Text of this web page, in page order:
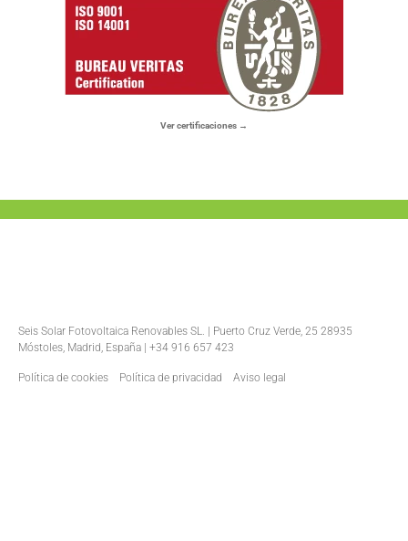
Ver certificaciones →
Seis Solar Fotovoltaica Renovables SL. | Puerto Cruz Verde, 25 28935
Móstoles, Madrid, España | +34 916 657 423
Política de cookies Política de privacidad Aviso legal